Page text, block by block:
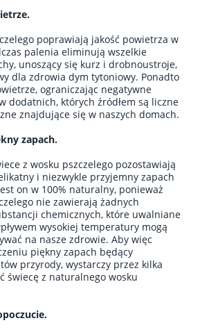
poprawiają jakość powietrza w
palenia eliminują wszelkie
unoszący się kurz i drobnoustroje,
dla zdrowia dym tytoniowy. Ponadto
ograniczając negatywne
dodatnich, których źródłem są liczne
znajdujące się w naszych domach.
zapach.
z wosku pszczelego pozostawiają
i niezwykle przyjemny zapach
on w 100% naturalny, ponieważ
nie zawierają żadnych
chemicznych, które uwalniane
wysokiej temperatury mogą
na nasze zdrowie. Aby więc
piękny zapach będący
przyrody, wystarczy przez kilka
świecę z naturalnego wosku